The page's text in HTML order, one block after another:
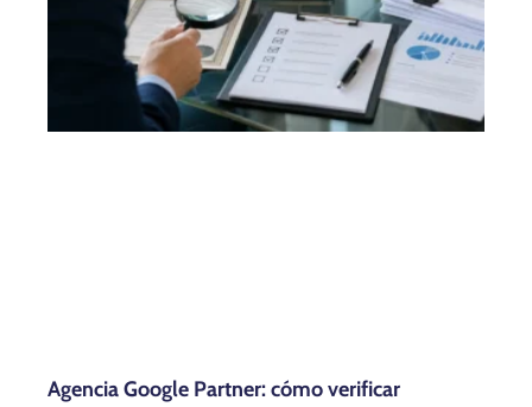
Agencia Google Partner: cómo verificar